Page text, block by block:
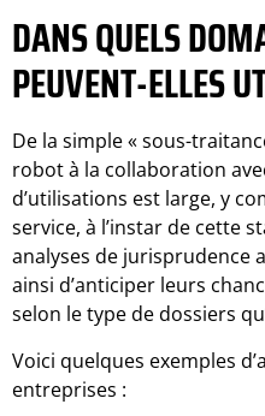
DANS QUELS
PEUVENT-ELLES
De la simple « sous-
robot à la collaboration
d’utilisations est large, y
service, à l’instar de cette
analyses de jurisprudence
ainsi d’anticiper leurs
selon le type de dossiers
Voici quelques exemples
entreprises :